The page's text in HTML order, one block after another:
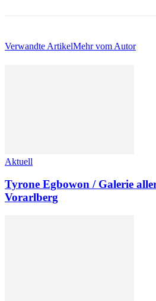
Verwandte ArtikelMehr vom Autor
Aktuell
Tyrone Egbowon / Galerie
Vorarlberg